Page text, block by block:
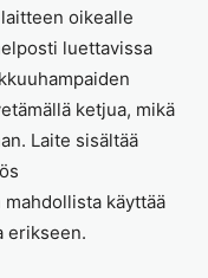
oikealle
luettavissa
ketjua, mikä
Laite sisältää
käyttää
erikseen.